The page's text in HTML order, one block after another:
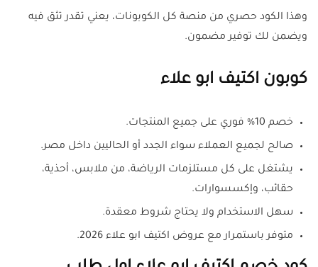
وهذا الكود حصري من منصة كل الكوبونات، يعني تقدر تثق فيه
ويضمن لك توفير مضمون.
كوبون اكتيف ابو علاء
خصم 10% فوري على جميع المنتجات.
صالح لجميع العملاء سواء الجدد أو الحاليين داخل مصر.
يشتغل على كل مستلزمات الرياضة، من ملابس، أحذية،
حقائب، وإكسسوارات.
سهل الاستخدام ولا يحتاج شروط معقدة.
متوفر باستمرار مع عروض اكتيف ابو علاء 2026.